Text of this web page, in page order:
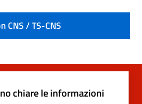
CNS / TS-CNS
chiare le informazioni